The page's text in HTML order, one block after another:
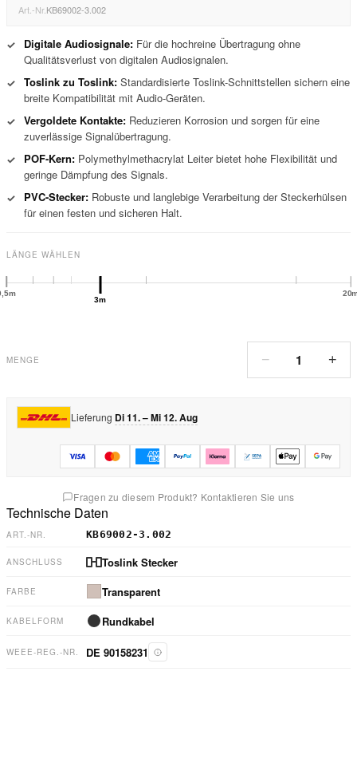
Art.-Nr.KB69002-3.002
✓ Digitale Audiosignale: Für die hochreine Übertragung ohne
Qualitätsverlust von digitalen Audiosignalen.
✓ Toslink zu Toslink: Standardisierte Toslink-Schnittstellen sichern eine
breite Kompatibilität mit Audio-Geräten.
✓ Vergoldete Kontakte: Reduzieren Korrosion und sorgen für eine
zuverlässige Signalübertragung.
✓
POF-Kern: Polymethylmethacrylat Leiter bietet hohe Flexibilität und
geringe Dämpfung des Signals.
✓
PVC-Stecker: Robuste und langlebige Verarbeitung der Steckerhülsen
für einen festen und sicheren Halt.
LÄNGE WÄHLEN
3m
MENGE − 1 +
Lieferung Di 11. – Mi 12. Aug
Fragen zu diesem Produkt? Kontaktieren Sie uns
Technische Daten
ART.-NR. KB69002-3.002
ANSCHLUSS Toslink Stecker
FARBE Transparent
KABELFORM Rundkabel
WEEE-REG.-NR. DE 90158231